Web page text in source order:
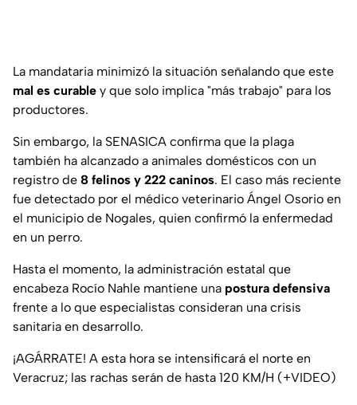
La mandataria minimizó la situación señalando que este
mal es curable y que solo implica "más trabajo" para los
productores.
Sin embargo, la SENASICA confirma que la plaga
también ha alcanzado a animales domésticos con un
registro de 8 felinos y 222 caninos. El caso más reciente
fue detectado por el médico veterinario Ángel Osorio en
el municipio de Nogales, quien confirmó la enfermedad
en un perro.
Hasta el momento, la administración estatal que
encabeza Rocío Nahle mantiene una postura defensiva
frente a lo que especialistas consideran una crisis
sanitaria en desarrollo.
¡AGÁRRATE! A esta hora se intensificará el norte en
Veracruz; las rachas serán de hasta 120 KM/H (+VIDEO)